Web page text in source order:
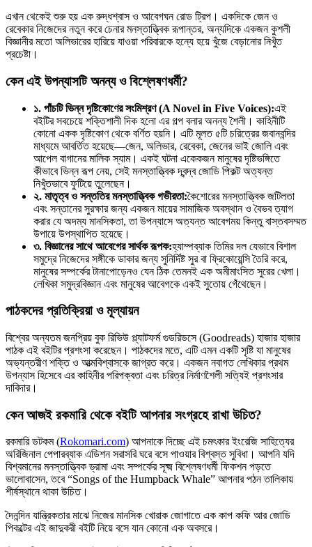
এখান থেকেই শুরু হয় এক রুদ্ধশ্বাস ও আবেগঘন রোড ট্রিপ। একদিকে জেন ও
রেবেকার নিজেদের নতুন করে চেনার মনস্তাত্ত্বিক রূপান্তর, অন্যদিকে একজন কুশলী
বিজ্ঞানীর মতো অলিভারের হারিয়ে যাওয়া পরিবারকে হন্যে হয়ে খুঁজে বেড়ানোর নিখুঁত
প্রচেষ্টা।
কেন এই উপন্যাসটি অনন্য ও বিশ্লেষণধর্মী?
১. পাঁচটি ভিন্ন দৃষ্টিকোণের সংমিশ্রণ (A Novel in Five Voices):এই
বইটির সবচেয়ে শক্তিশালী দিক হলো এর গল্প বলার অনন্য শৈলী। কাহিনীটি
কোনো একক দৃষ্টিকোণ থেকে বর্ণিত হয়নি। এটি মূলত ৫টি চরিত্রের জবানবন্দির
মাধ্যমে আবর্তিত হয়েছে—জেন, অলিভার, রেবেকা, জেনের ভাই জোলি এবং
আপেল বাগানের মালিক স্যাম। একই ঘটনা একেকজন মানুষের দৃষ্টিভঙ্গিতে
কীভাবে ভিন্ন রূপ নেয়, সেই মনস্তাত্ত্বিক দ্বন্দ্ব জোডি পিকল্ট অত্যন্ত
নিখুঁতভাবে ফুটিয়ে তুলেছেন।
২. মাতৃত্ব ও সন্ততির মনস্তাত্ত্বিক গভীরতা:কৈশোরের মনস্তাত্ত্বিক জটিলতা
এবং সন্তানের সুরক্ষার জন্য একজন মায়ের সামাজিক অবস্থান ও বৈভব ত্যাগ
করার যে অদম্য মানসিকতা, তা উপন্যাসে অত্যন্ত আবেগময় কিন্তু বাস্তবসম্মত
উপায়ে উপস্থাপিত হয়েছে।
৩. বিজ্ঞানের সাথে আবেগের সার্থক রূপক:হ্যাম্পব্যাক তিমির দল যেভাবে বিশাল
সমুদ্রে নিজেদের সঙ্গীকে ডাকার জন্য সুনির্দিষ্ট সুর বা ফ্রিকোয়েন্সি তৈরি করে,
মানুষের সম্পর্কের টানাপোড়েনও যেন ঠিক তেমনই এক অমীমাংসিত সুরের খেলা।
লেখিকা সমুদ্রবিজ্ঞান এবং মানুষের আবেগকে একই সুতোয় গেঁথেছেন।
পাঠকদের প্রতিক্রিয়া ও মূল্যায়ন
বিশ্বের অন্যতম জনপ্রিয় বুক রিভিউ প্ল্যাটফর্ম গুডরিডসে (Goodreads) হাজার হাজার
পাঠক এই বইটির প্রশংসা করেছেন। পাঠকদের মতে, এটি এমন একটি সৃষ্টি যা মানুষের
অভ্যন্তরীণ শক্তি ও আত্মবিশ্বাসকে জাগ্রত করে। একজন নবাগত লেখিকার প্রথম
উপন্যাস হিসেবে এর কাহিনীর পরিপক্বতা এবং চরিত্র নির্মাণশৈলী সত্যিই প্রশংসার
দাবিদার।
কেন আজই রকমারি থেকে বইটি আপনার সংগ্রহে রাখা উচিত?
রকমারি ডটকম (Rokomari.com) আপনাকে দিচ্ছে এই চমৎকার ইংরেজি সাহিত্যের
অরিজিনাল পেপারব্যাক এডিশন সরাসরি ঘরে বসে পাওয়ার বিশ্বস্ত সুবিধা। আপনি যদি
বিশ্বমানের মনস্তাত্ত্বিক ড্রামা এবং সম্পর্কের সূক্ষ্ম বিশ্লেষণধর্মী ফিকশন পড়তে
ভালোবাসেন, তবে “Songs of the Humpback Whale” আপনার পঠন তালিকায়
শীর্ষস্থানে থাকা উচিত।
দৈনন্দিন যান্ত্রিকতার মাঝে নিজের মানসিক খোরাক জোগাতে এক কাপ কফি আর জোডি
পিকল্টের এই জাদুকরী বইটি নিয়ে বসে যান কোনো এক অবসরে।